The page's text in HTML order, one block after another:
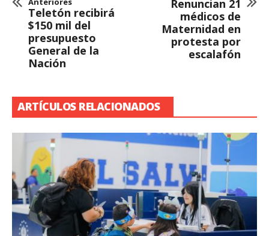
Teletón recibirá
$150 mil del
presupuesto
General de la
Nación
Renuncian 21
médicos de
Maternidad en
protesta por
escalafón
ARTÍCULOS RELACIONADOS